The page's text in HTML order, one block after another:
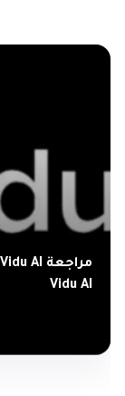
Vidu AI